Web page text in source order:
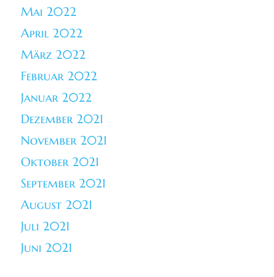
Mai 2022
April 2022
März 2022
Februar 2022
Januar 2022
Dezember 2021
November 2021
Oktober 2021
September 2021
August 2021
Juli 2021
Juni 2021